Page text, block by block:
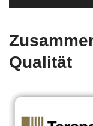
Qualität